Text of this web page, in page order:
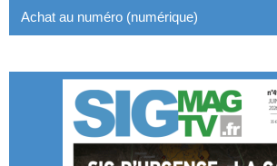
Achat au numéro (numérique)